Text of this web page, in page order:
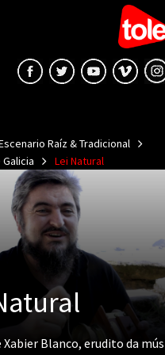
Raíz & Tradicional
Lei Natural
Blanco, erudito da